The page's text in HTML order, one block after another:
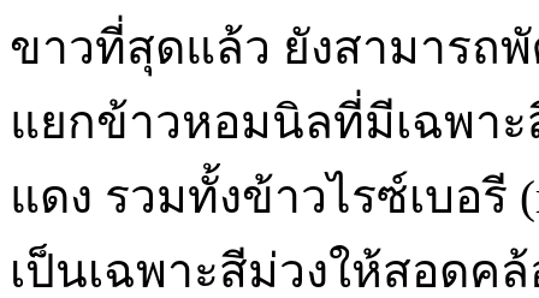
ขาวที่สุดแล้ว ยังสามารถ
แยกข้าวหอมนิลที่มีเฉพา
แดง รวมทั้งข้าวไรซ์เบอรี
เป็นเฉพาะสีม่วงให้สอดค